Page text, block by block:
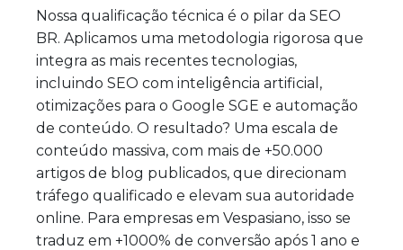
Nossa qualificação técnica é o pilar da SEO
BR. Aplicamos uma metodologia rigorosa que
integra as mais recentes tecnologias,
incluindo SEO com inteligência artificial,
otimizações para o Google SGE e automação
de conteúdo. O resultado? Uma escala de
conteúdo massiva, com mais de +50.000
artigos de blog publicados, que direcionam
tráfego qualificado e elevam sua autoridade
online. Para empresas em Vespasiano, isso se
traduz em +1000% de conversão após 1 ano e